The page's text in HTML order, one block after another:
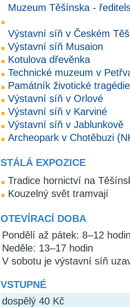
Muzeum Těšínska -
Výstavní síň v Českém
Výstavní síň Musaion
Kotulova dřevěnka
Technické muzeum v
Památník životické tragédie
Výstavní síň v Orlové
Výstavní síň v Karviné
Výstavní síň v Jablunkově
Archeopark v Chotěbuzi
STÁLÁ EXPOZICE
Tradice hornictví na
Kouzelný svět tramvají
OTEVÍRACÍ DOBA
Pondělí až pátek: 8–12
Neděle: 13–17 hodin
V sobotu je výstavní síň
VSTUPNÉ
dospělý 40 Kč